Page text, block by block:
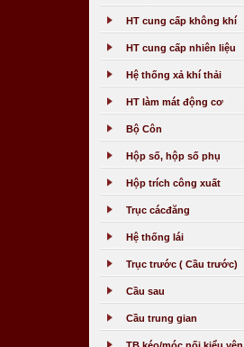
HT cung cấp không khí
HT cung cấp nhiên liệu
Hệ thống xả khí thải
HT làm mát động cơ
Bộ Côn
Hộp số, hộp số phụ
Hộp trích công xuất
Trục cácđăng
Hệ thống lái
Trục trước ( Cầu trước)
Cầu sau
Cầu trung gian